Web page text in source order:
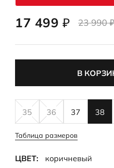
17 499 ₽ 23 990₽
В
35 36 37 38
Таблица размеров
ЦВЕТ: коричневый